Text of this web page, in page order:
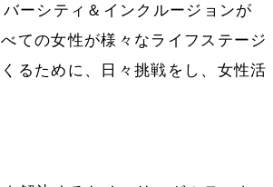
ーシティ＆インクルージョンが
ての女性が様々なライフステージ
るために、日々挑戦をし、女性活